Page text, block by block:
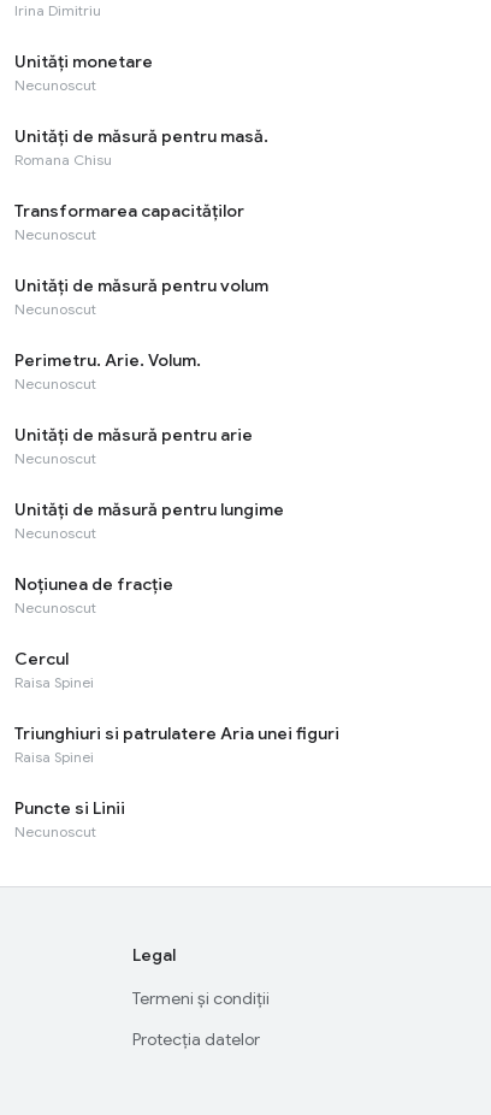
Irina Dimitriu
Unităţi monetare
Necunoscut
Unităţi de măsură pentru masă.
Romana Chisu
Transformarea capacităților
Necunoscut
Unităţi de măsură pentru volum
Necunoscut
Perimetru. Arie. Volum.
Necunoscut
Unităţi de măsură pentru arie
Necunoscut
Unităţi de măsură pentru lungime
Necunoscut
Noțiunea de fracție
Necunoscut
Cercul
Raisa Spinei
Triunghiuri si patrulatere Aria unei figuri
Raisa Spinei
Puncte si Linii
Necunoscut
Legal
Termeni și condiții
Protecția datelor